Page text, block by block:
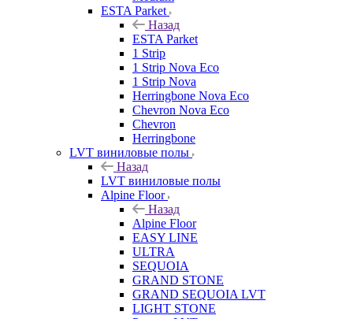
ESTA Parket
Назад
ESTA Parket
1 Strip
1 Strip Nova Eco
1 Strip Nova
Herringbone Nova Eco
Chevron Nova Eco
Chevron
Herringbone
LVT виниловые полы
Назад
LVT виниловые полы
Alpine Floor
Назад
Alpine Floor
EASY LINE
ULTRA
SEQUOIA
GRAND STONE
GRAND SEQUOIA LVT
LIGHT STONE